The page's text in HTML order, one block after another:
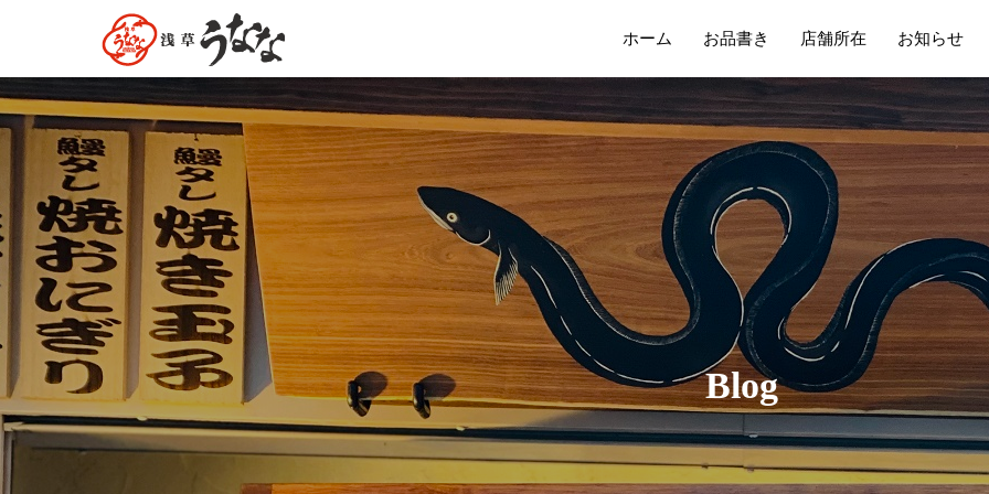
ホーム お品書き 店舗所在 お知らせ
Blog